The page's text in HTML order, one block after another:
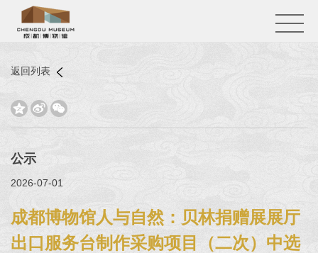
返回列表
  
公示
2026-07-01
成都博物馆人与自然：贝林捐赠展展厅
出口服务台制作采购项目（二次）中选